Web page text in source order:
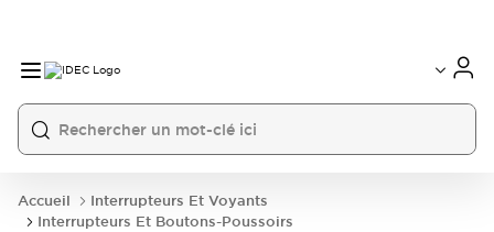
Accueil
Interrupteurs Et Voyants
Interrupteurs Et Boutons-Poussoirs